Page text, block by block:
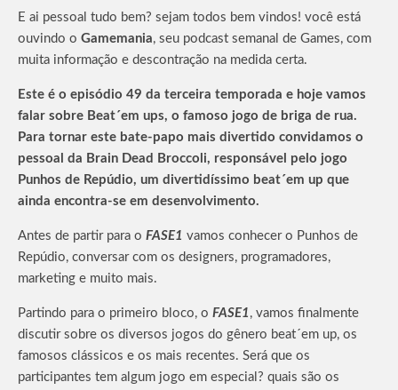
E ai pessoal tudo bem? sejam todos bem vindos! você está
ouvindo o Gamemania, seu podcast semanal de Games, com
muita informação e descontração na medida certa.
Este é o episódio 49 da terceira temporada e hoje vamos
falar sobre Beat´em ups, o famoso jogo de briga de rua.
Para tornar este bate-papo mais divertido convidamos o
pessoal da Brain Dead Broccoli, responsável pelo jogo
Punhos de Repúdio, um divertidíssimo beat´em up que
ainda encontra-se em desenvolvimento.
Antes de partir para o FASE1 vamos conhecer o Punhos de
Repúdio, conversar com os designers, programadores,
marketing e muito mais.
Partindo para o primeiro bloco, o FASE1 , vamos finalmente
discutir sobre os diversos jogos do gênero beat´em up, os
famosos clássicos e os mais recentes. Será que os
participantes tem algum jogo em especial? quais são os